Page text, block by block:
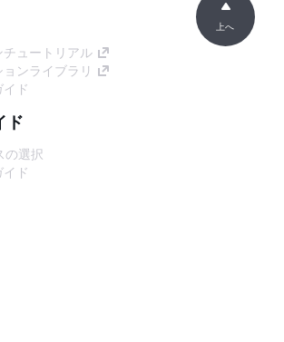
チュートリアル
ンライブラリ
イド
ド
の選択
イド
上へ